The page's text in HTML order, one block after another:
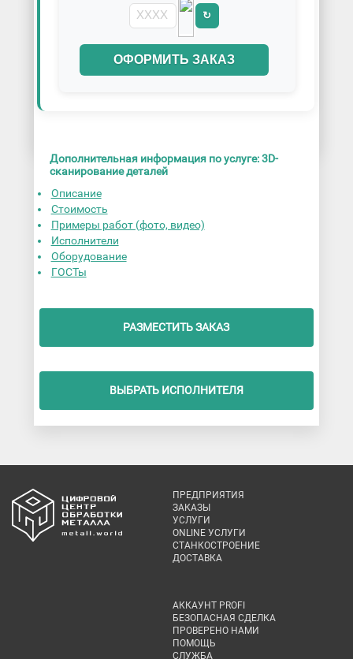
↻
ОФОРМИТЬ ЗАКАЗ
Дополнительная информация по услуге: 3D-
сканирование деталей
Описание
Стоимость
Примеры работ (фото, видео)
Исполнители
Оборудование
ГОСТы
РАЗМЕСТИТЬ ЗАКАЗ
ВЫБРАТЬ ИСПОЛНИТЕЛЯ
ПРЕДПРИЯТИЯ
ЗАКАЗЫ
УСЛУГИ
ONLINE УСЛУГИ
СТАНКОСТРОЕНИЕ
ДОСТАВКА
АККАУНТ PROFI
БЕЗОПАСНАЯ СДЕЛКА
ПРОВЕРЕНО НАМИ
ПОМОЩЬ
СЛУЖБА